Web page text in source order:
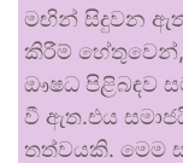
මඟින් සිදුවන
කිරීම් හේතුවෙන්,
ඖෂධ පිළිබඳව
වී ඇත.එය
තත්වයකි. මෙම